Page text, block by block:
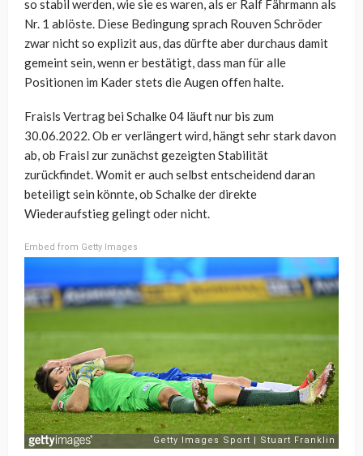
so stabil werden, wie sie es waren, als er Ralf Fährmann als
Nr. 1 ablöste. Diese Bedingung sprach Rouven Schröder
zwar nicht so explizit aus, das dürfte aber durchaus damit
gemeint sein, wenn er bestätigt, dass man für alle
Positionen im Kader stets die Augen offen halte.
Fraisls Vertrag bei Schalke 04 läuft nur bis zum
30.06.2022. Ob er verlängert wird, hängt sehr stark davon
ab, ob Fraisl zur zunächst gezeigten Stabilität
zurückfindet. Womit er auch selbst entscheidend daran
beteiligt sein könnte, ob Schalke der direkte
Wiederaufstieg gelingt oder nicht.
Embed from Getty Images